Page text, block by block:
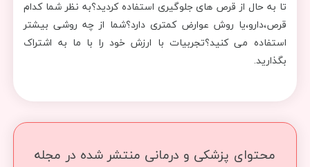
تا به حال از قرص های جلوگیری استفاده کردید؟به نظر شما کدام
قرص،دارو،یا روش عوارض کمتری دارد؟شما از چه روشی بیشتر
استفاده می کنید؟تجربیات با ارزش خود را با ما به اشتراک
بگذارید.
محتوای پزشکی و درمانی منتشر شده در مجله